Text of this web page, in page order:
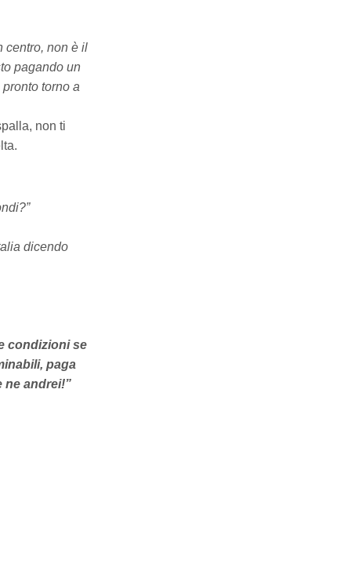
centro, non è il
pagando un
torno a
non ti
dicendo
condizioni se
paga
ne andrei!”